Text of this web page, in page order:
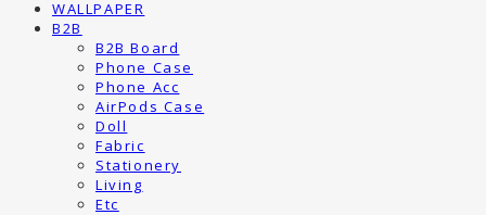
WALLPAPER
B2B
B2B Board
Phone Case
Phone Acc
AirPods Case
Doll
Fabric
Stationery
Living
Etc